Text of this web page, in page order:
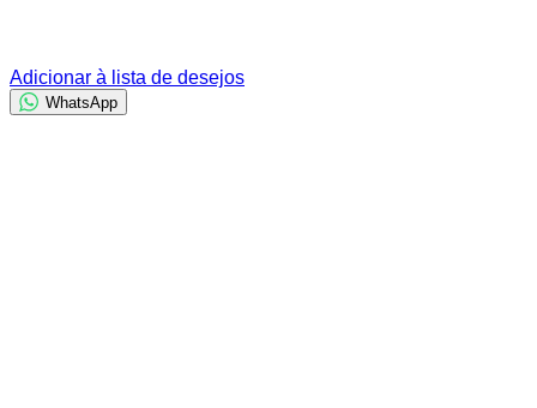
Adicionar à lista de desejos
WhatsApp